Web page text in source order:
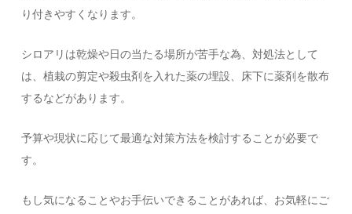
り付きやすくなります。
シロアリは乾燥や日の当たる場所が苦手な為、対処法として
は、植栽の剪定や殺虫剤を入れた薬の埋設、床下に薬剤を散布
するなどがあります。
予算や現状に応じて最適な対策方法を検討することが必要で
す。
もし気になることやお手伝いできることがあれば、お気軽にご